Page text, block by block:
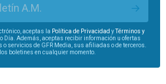
A.M.
aceptas la Política de Privacidad yTérminos y
Día. Además, aceptas recibir información u ofertas
o servicios de GFR Media, sus afiliadas o de terceros.
boletines en cualquier momento.